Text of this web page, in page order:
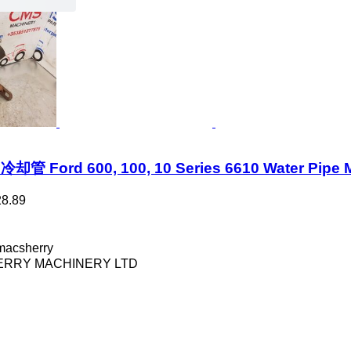
却管 Ford 600, 100, 10 Series 6610 Water
MACHINERY LTD